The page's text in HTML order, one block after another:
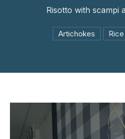
Risotto with scampi
Artichokes Rice